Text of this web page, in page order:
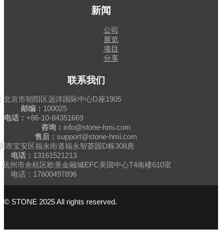
新闻
公司
展览
项目
分享
联系我们
北京市朝阳区远洋国际中心D座1905
邮编： 100025
电话： +86-10-84351669
咨询： info@stone-hmi.com
售后： support@stone-hmi.com
市宝安区福永街道福永智荟园D栋308房
电话： 13161521213
杭州市余杭区欧美金融城EFC美国中心T4南楼610室
电话：17600497896
© STONE 2025 All rights reserved.